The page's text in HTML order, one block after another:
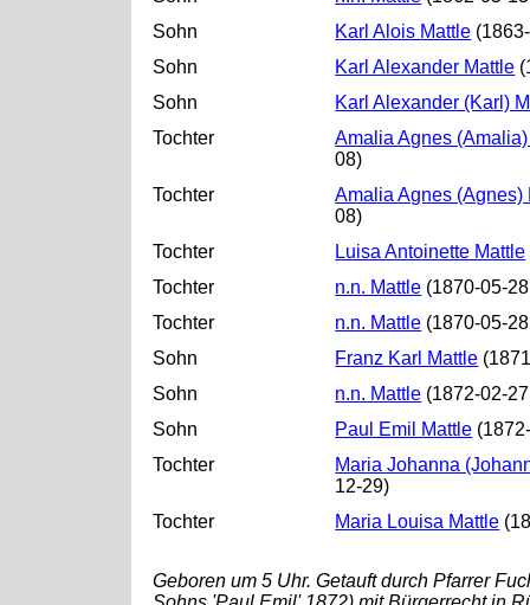
Sohn
Karl Alois Mattle
Sohn
Karl Alexander Mattle
Sohn
Karl Alexander (Karl)
Tochter
Amalia Agnes
08)
Tochter
Amalia Agnes (Agnes)
08)
Tochter
Luisa Antoinette Mattle
Tochter
n.n. Mattle (1870-05-
Tochter
n.n. Mattle (1870-05-
Sohn
Franz Karl Mattle
Sohn
n.n. Mattle (1872-02-
Sohn
Paul Emil Mattle
Tochter
Maria Johanna
12-29)
Tochter
Maria Louisa Mattle
Geboren um 5 Uhr. Getauft durch Pfarrer